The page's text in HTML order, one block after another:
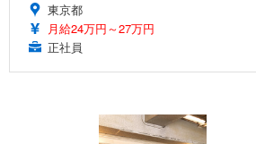
東京都
月給24万円～27万円
正社員